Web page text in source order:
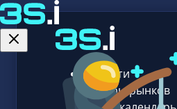
Новости
Обзоры рынков